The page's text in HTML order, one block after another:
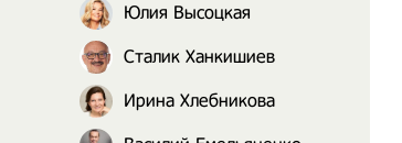
Юлия Высоцкая
Сталик Ханкишиев
Ирина Хлебникова